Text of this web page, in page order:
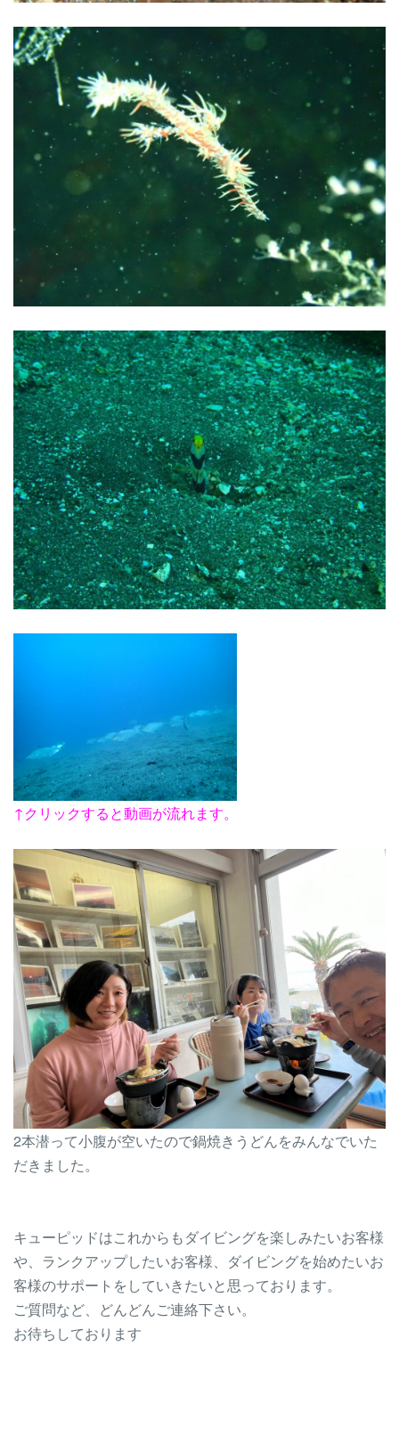
↑クリックすると動画が流れます。
2本潜って小腹が空いたので鍋焼きうどんをみんなでいた
だきました。
キューピッドはこれからもダイビングを楽しみたいお客様
や、ランクアップしたいお客様、ダイビングを始めたいお
客様のサポートをしていきたいと思っております。
ご質問など、どんどんご連絡下さい。
お待ちしております